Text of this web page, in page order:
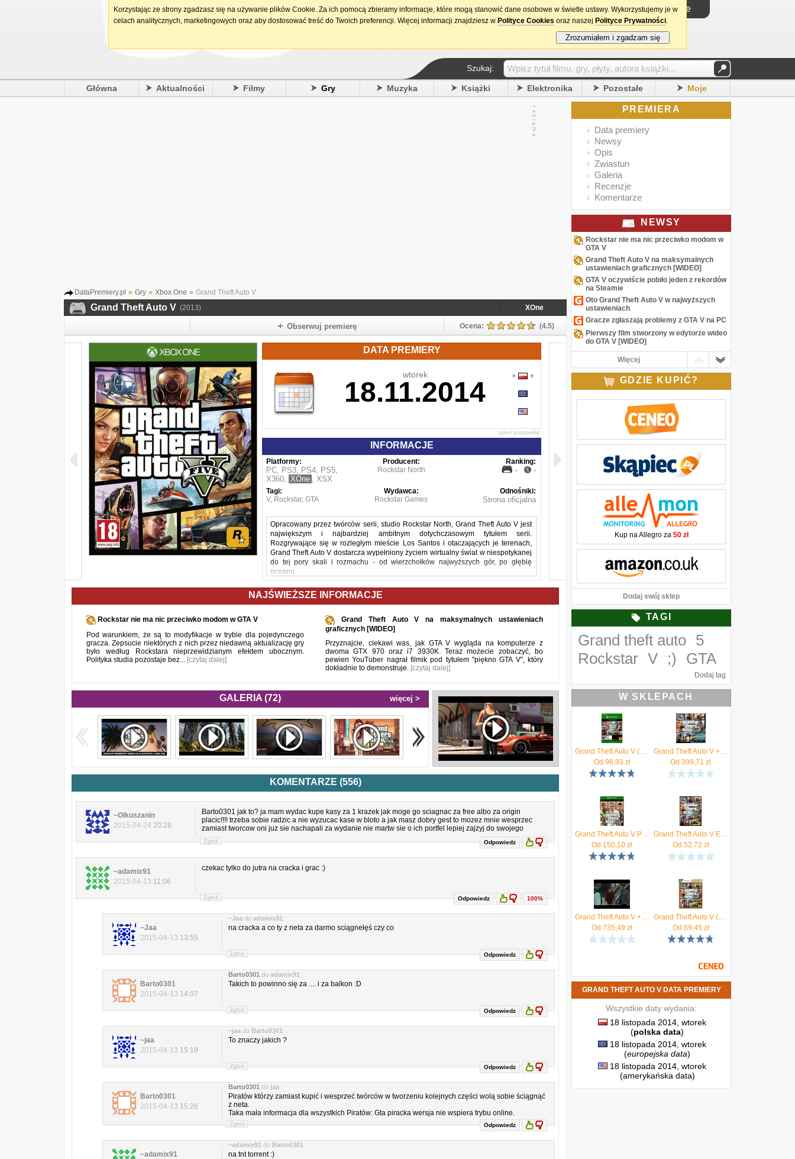
15. urodziny DataPremiery.pl Logowanie
Szukaj:
Główna Aktualności Filmy Gry Muzyka Książki Elektronika Pozostałe Moje
DataPremiery.pl » Gry » Xbox One » Grand Theft Auto V
Grand Theft Auto V (2013) XOne
Obserwuj premierę Ocena: (4.5)
DATA PREMIERY
wtorek
18.11.2014
zgłoś poprawkę
INFORMACJE
Platformy:
PC, PS3, PS4, PS5,
X360, XOne , XSX
Producent:
Rockstar North
Ranking:
- -
Tagi:
V, Rockstar, GTA
Wydawca:
Rockstar Games
Odnośniki:
Strona oficjalna
Opracowany przez twórców serii, studio Rockstar North, Grand Theft Auto V jest
największym i najbardziej ambitnym dotychczasowym tytułem serii.
Rozgrywające się w rozległym mieście Los Santos i otaczających je terenach,
Grand Theft Auto V dostarcza wypełniony życiem wirtualny świat w niespotykanej
do tej pory skali i rozmachu - od wierzchołków najwyższych gór, po głębię
oceanu.
Los Santos: potężna metropolia, niegdyś perła zachodniego świata, dziś mekka
speców od rozwoju osobistego, młodych gwiazdek i marniejących celebrytów,
tanich reality show. Właśnie tutaj trzech kryminalistów z trzech różnych światów
próbuje ugrać coś dla siebie: Franklin, uliczny cwaniak, chciałby się przebić do
świata dużych pieniędzy. Michael, niegdyś zawodowy kasiarz, wraca z emerytury,
która zaczęła mu doskwierać. Trevora, brutalnego sadystę, interesują tylko tanie
prochy i duże rozróby. Przyparci do muru, trzej antybohaterowie planują serię
brawurowych napadów, które ustawią ich do końca życia lub poślą prosto za
NAJŚWIEŻSZE INFORMACJE
Rockstar nie ma nic przeciwko modom w GTA V
Pod warunkiem, że są to modyfikacje w trybie dla pojedynczego
gracza. Zepsucie niektórych z nich przez niedawną aktualizację gry
było według Rockstara nieprzewidzianym efektem ubocznym.
Polityka studia pozostaje bez... [czytaj dalej]
Grand Theft Auto V na maksymalnych ustawieniach
graficznych [WIDEO]
Przyznajcie, ciekawi was, jak GTA V wygląda na komputerze z
dwoma GTX 970 oraz i7 3930K. Teraz możecie zobaczyć, bo
pewien YouTuber nagrał filmik pod tytułem "piękno GTA V", który
dokładnie to demonstruje. [czytaj dalej]
GALERIA (72) więcej >
KOMENTARZE (556)
~Olkuszanin
2015-04-24 20:28
Barto0301 jak to? ja mam wydac kupe kasy za 1 krazek jak moge go sciagnac za free albo za origin
placic!!!! trzeba sobie radzic a nie wyzucac kase w bloto a jak masz dobry gest to mozez mnie wesprzec
zamiast tworcow oni juz sie nachapali za wydanie nie martw sie o ich portfel lepiej zajzyj do swojego
Zgłoś Odpowiedz
~adamix91
2015-04-13 11:06
czekac tylko do jutra na cracka i grac :)
Zgłoś 100%
Odpowiedz
~Jaa
2015-04-13 13:55
~Jaa do adamix91 :
na cracka a co ty z neta za darmo sciągnełęś czy co
Zgłoś Odpowiedz
Barto0301
2015-04-13 14:07
Barto0301 do adamix91 :
Takich to powinno się za .... i za balkon :D
Zgłoś Odpowiedz
~jaa
2015-04-13 15:19
~jaa do Barto0301 :
To znaczy jakich ?
Zgłoś Odpowiedz
Barto0301
2015-04-13 15:26
Barto0301 do jaa:
Piratów którzy zamiast kupić i wesprzeć twórców w tworzeniu kolejnych części wolą sobie ściągnąć
z neta.
Taka mała informacja dla wszystkich Piratów: Gta piracka wersja nie wspiera trybu online.
Zgłoś Odpowiedz
~adamix91
~adamix91 do Barto0301 :
na tnt torrent :)
PREMIERA
Data premiery
Newsy
Opis
Zwiastun
Galeria
Recenzje
Komentarze
NEWSY
Rockstar nie ma nic przeciwko modom w
GTA V
Grand Theft Auto V na maksymalnych
ustawieniach graficznych [WIDEO]
GTA V oczywiście pobiło jeden z rekordów
na Steamie
Oto Grand Theft Auto V w najwyższych
ustawieniach
Gracze zgłaszają problemy z GTA V na PC
Pierwszy film stworzony w edytorze wideo
do GTA V [WIDEO]
Edytor wideo w Grand Theft Auto V na PC
to w sumie więcej niż edytor wideo
[WIDEO]
GTA V na PC zostało zapisane na 7 płytach
Więcej
GDZIE KUPIĆ?
Kup na Allegro za 50 zł
Dodaj swój sklep
TAGI
Grand theft auto 5
Rockstar V ;) GTA
Dodaj tag
W SKLEPACH
Grand Theft Auto V (Xbox One Key)
Od 96,93 zł
Grand Theft Auto V + Megalodon Shark Cash Card (Digital)
Od 399,71 zł
Grand Theft Auto V Premium Online Edition (Xbox One Key)
Od 150,10 zł
Grand Theft Auto V Enhanced (Digital)
Od 52,72 zł
Grand Theft Auto V + Whale Shark Cash Card (Digital)
Od 735,49 zł
Grand Theft Auto V (Gra Xbox Series X)
Od 69,45zł
GRAND THEFT AUTO V DATA PREMIERY
Wszystkie daty wydania:
18 listopada 2014, wtorek
(polska data)
18 listopada 2014, wtorek
(europejska data)
18 listopada 2014, wtorek
(amerykańska data)
Korzystając ze strony zgadzasz się na używanie plików Cookie. Za ich pomocą zbieramy informacje, które mogą stanowić dane osobowe w świetle ustawy. Wykorzystujemy je w
celach analitycznych, marketingowych oraz aby dostosować treść do Twoich preferencji. Więcej informacji znajdziesz w Polityce Cookies oraz naszej Polityce Prywatności.
Zrozumiałem i zgadzam się